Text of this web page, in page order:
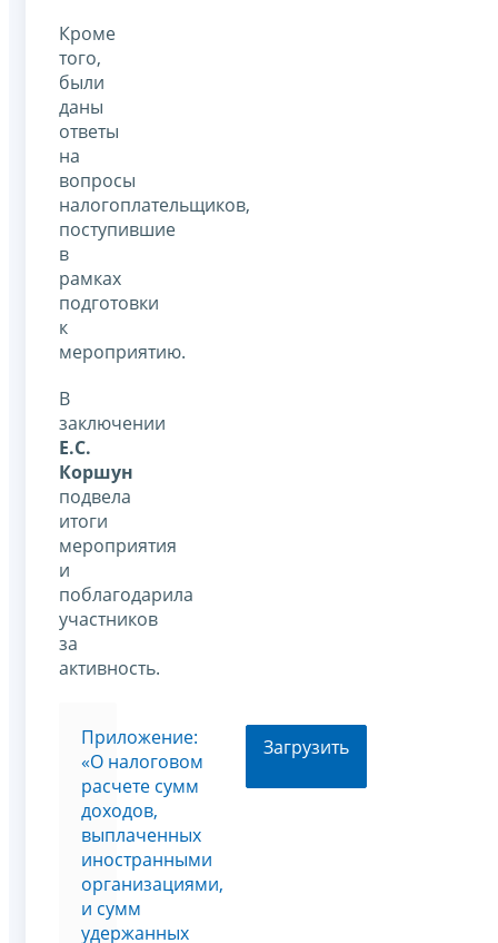
Кроме
того,
были
даны
ответы
на
вопросы
налогоплательщиков,
поступившие
в
рамках
подготовки
к
мероприятию.
В
заключении
Е.С.
Коршун
подвела
итоги
мероприятия
и
поблагодарила
участников
за
активность.
Приложение:
«О налоговом
расчете сумм
доходов,
выплаченных
иностранными
организациями,
и сумм
удержанных
Загрузить